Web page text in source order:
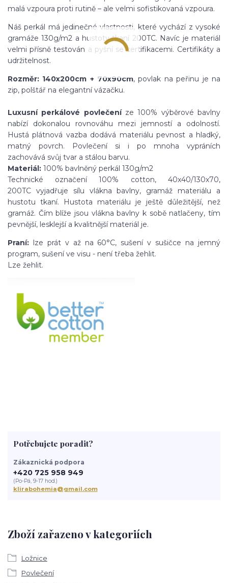
malá vzpoura proti rutině – ale velmi sofistikovaná vzpoura.
Náš perkál má jedinečné vlastnosti, které vychází z vysoké
gramáže 130g/m2 a hustoty tkaní 200TC. Navíc je materiál
velmi přísně testován a pyšní se certifikacemi. Certifikáty a
udržitelnost.
Rozměr: 140x200cm + 70x90cm, povlak na peřinu je na
zip, polštář na elegantní vázačku.
Luxusní perkálové povlečeníze 100% výběrové bavlny
nabízí dokonalou rovnováhu mezi jemností a odolností.
Hustá plátnová vazba dodává materiálu pevnost a hladký,
matný povrch. Povlečení si i po mnoha vypráních
zachovává svůj tvar a stálou barvu.
Materiál: 100% bavlněný perkál 130g/m2
Technické označení 100% cotton, 40x40/130x70,
200TC vyjadřuje sílu vlákna bavlny, gramáž materiálu a
hustotu tkaní. Hustota materiálu je ještě důležitější, než
gramáž. Čím blíže jsou vlákna bavlny k sobě natlačeny, tím
pevnější, lesklejší a kvalitnější materiál je.
Praní: lze prát v až na 60°C, sušení v sušičce na jemný
program, sušení ve visu - není třeba žehlit.
Lze žehlit.
Zboží zařazeno v kategoriích
Ložnice
Povlečení
Potřebujete poradit?
Zákaznická podpora
+420 725 958 949
(Po-Pá, 9-17 hod.)
klirabohemia@gmail.com